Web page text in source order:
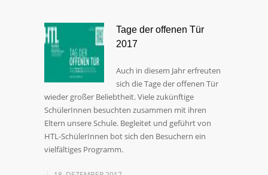
Tage der offenen Tür
2017
Auch in diesem Jahr erfreuten
sich die Tage der offenen Tür
wieder großer Beliebtheit. Viele zukünftige
SchülerInnen besuchten zusammen mit ihren
Eltern unsere Schule. Begleitet und geführt von
HTL-SchülerInnen bot sich den Besuchern ein
vielfältiges Programm.